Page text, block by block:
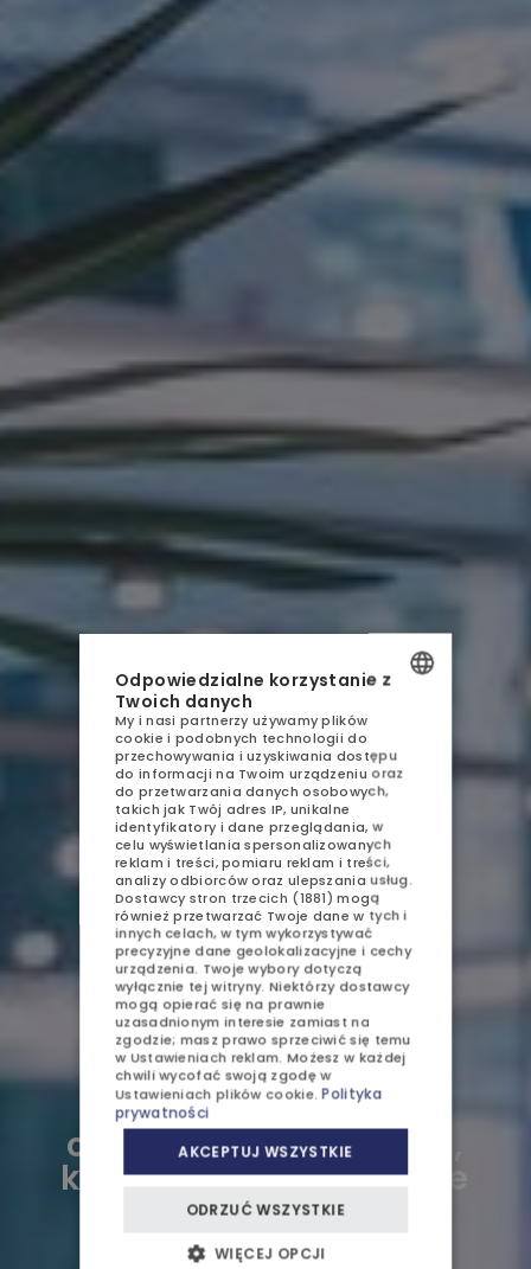
NOCLEGI
GASTRONOMIA
AQUAPARK
SPA
ATRAKCJE
GALERIA
KONTAKT
SPRZEDAŻ APARTAMENTÓW
OFERTY I PROMOCJE
DZIECI
Aqua Resort
Międzyzdroje –
całoroczna atrakcja,
która zmienia oblicze
nadmorskiego
wypoczynku
POLISH
ENGLISH
GERMAN
CZECH
Odpowiedzialne korzystanie z
Twoich danych
My i nasi partnerzy używamy plików
cookie i podobnych technologii do
przechowywania i uzyskiwania dostępu
do informacji na Twoim urządzeniu oraz
do przetwarzania danych osobowych,
takich jak Twój adres IP, unikalne
identyfikatory i dane przeglądania, w
celu wyświetlania spersonalizowanych
reklam i treści, pomiaru reklam i treści,
analizy odbiorców oraz ulepszania usług.
Dostawcy stron trzecich (1881) mogą
również przetwarzać Twoje dane w tych i
innych celach, w tym wykorzystywać
precyzyjne dane geolokalizacyjne i cechy
urządzenia. Twoje wybory dotyczą
wyłącznie tej witryny. Niektórzy dostawcy
mogą opierać się na prawnie
uzasadnionym interesie zamiast na
zgodzie; masz prawo sprzeciwić się temu
wUstawieniach reklam. Możesz w każdej
chwili wycofać swoją zgodę w
Ustawieniach plików cookie. Polityka
prywatności
AKCEPTUJ WSZYSTKIE
ODRZUĆ WSZYSTKIE
WIĘCEJ OPCJI